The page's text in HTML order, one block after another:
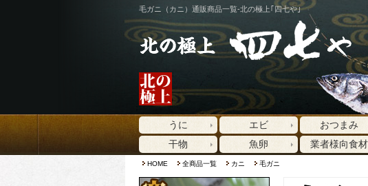
毛ガニ（カニ）通販商品一覧-北の極上｢四七や｣
うに エビ おつまみ
干物
魚卵 業者様向食材
HOME 全商品一覧 カニ 毛ガニ